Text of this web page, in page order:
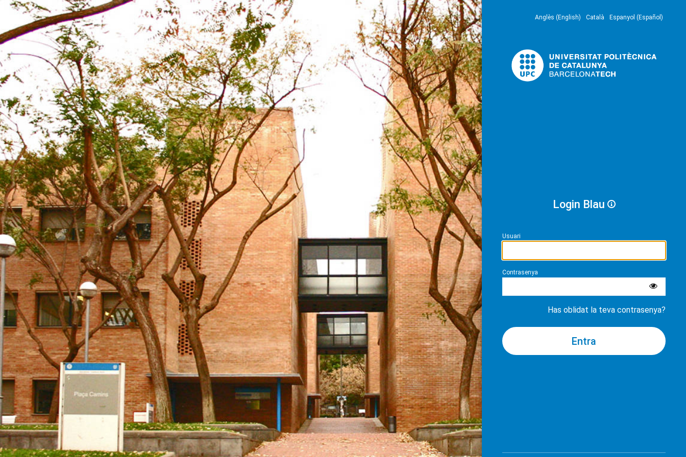
Anglès (English) Català Espanyol (Español)
Login Blau
Usuari
Contrasenya
Has oblidat la teva contrasenya?